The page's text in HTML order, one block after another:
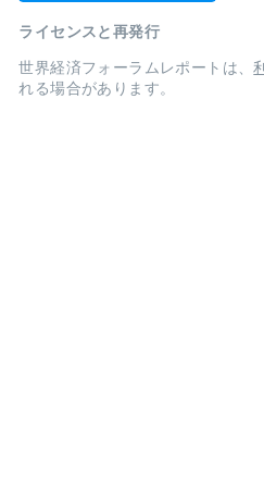
ライセンスと再発行
世界経済フォーラムレポートは、
れる場合があります。